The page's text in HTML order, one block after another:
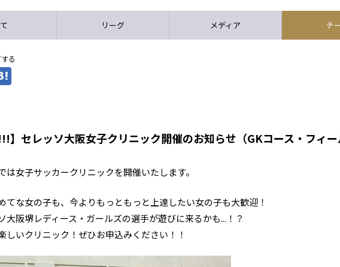
リーグ メディア チ
る
】セレッソ大阪女子クリニック開催のお知らせ（GKコース・フィー
は女子サッカークリニックを開催いたします。
てな女の子も、今よりもっともっと上達したい女の子も大歓迎！
大阪堺レディース・ガールズの選手が遊びに来るかも...！？
しいクリニック！ぜひお申込みください！！